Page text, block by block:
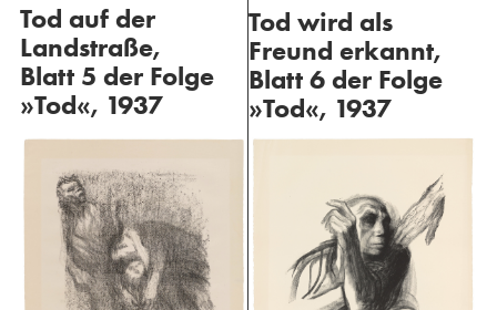
Tod auf der
Landstraße,
Blatt 5 der Folge
»Tod«, 1937
Tod wird als
Freund erkannt,
Blatt 6 der Folge
»Tod«, 1937